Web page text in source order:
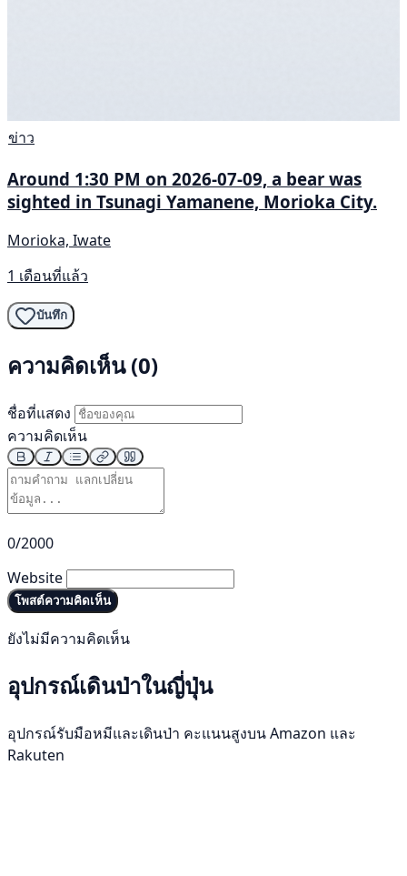
ข่าว
Around 1:30 PM on 2026-07-09, a bear was
sighted in Tsunagi Yamanene, Morioka City.
Morioka, Iwate
1 เดือนที่แล้ว
บันทึก
ความคิดเห็น (0)
ชื่อที่แสดง
ความคิดเห็น
0/2000
Website
โพสต์ความคิดเห็น
ยังไม่มีความคิดเห็น
อุปกรณ์เดินป่าในญี่ปุ่น
อุปกรณ์รับมือหมีและเดินป่า คะแนนสูงบน Amazon และ
Rakuten